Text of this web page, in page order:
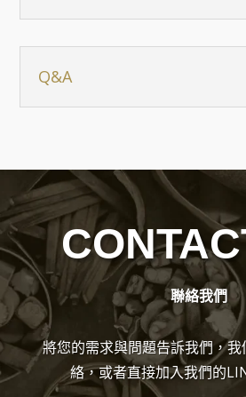
Q&A
聯絡我們
將您的需求與問題告訴我們，
絡，或者直接加入我們的